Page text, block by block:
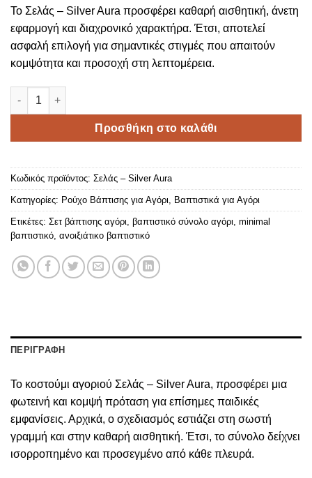
Το Σελάς – Silver Aura προσφέρει καθαρή αισθητική, άνετη
εφαρμογή και διαχρονικό χαρακτήρα. Έτσι, αποτελεί
ασφαλή επιλογή για σημαντικές στιγμές που απαιτούν
κομψότητα και προσοχή στη λεπτομέρεια.
Σελάς – Silver Aura ποσότητα
Προσθήκη στο καλάθι
Κωδικός προϊόντος: Σελάς – Silver Aura
Κατηγορίες: Ρούχο Βάπτισης για Αγόρι Βαπτιστικά για Αγόρι
Ετικέτες: Σετ βάπτισης αγόρι βαπτιστικό σύνολο αγόρι minimal
βαπτιστικό ανοιξιάτικο βαπτιστικό
ΠΕΡΙΓΡΑΦΗ
Το κοστούμι αγοριού Σελάς – Silver Aura, προσφέρει μια
φωτεινή και κομψή πρόταση για επίσημες παιδικές
εμφανίσεις. Αρχικά, ο σχεδιασμός εστιάζει στη σωστή
γραμμή και στην καθαρή αισθητική. Έτσι, το σύνολο δείχνει
ισορροπημένο και προσεγμένο από κάθε πλευρά.